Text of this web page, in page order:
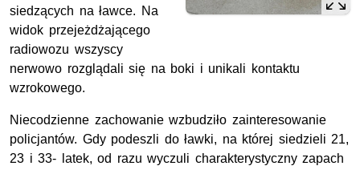
siedzących na ławce. Na
widok przejeżdżającego
radiowozu wszyscy
nerwowo rozglądali się na boki i unikali kontaktu
wzrokowego.
Niecodzienne zachowanie wzbudziło zainteresowanie
policjantów. Gdy podeszli do ławki, na której siedzieli 21,
23 i 33- latek, od razu wyczuli charakterystyczny zapach